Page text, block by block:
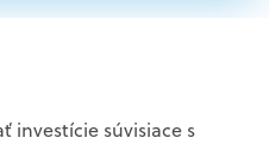
investície súvisiace s